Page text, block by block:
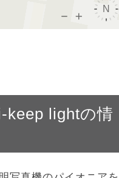
keep lightの情